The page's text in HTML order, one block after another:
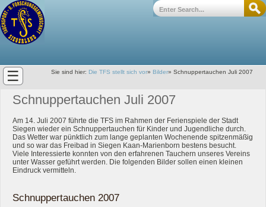
☰ Sie sind hier: Die TFS stellt sich vor» Bilder»Schnuppertauchen Juli 2007
Schnuppertauchen Juli 2007
Am 14. Juli 2007 führte die TFS im Rahmen der Ferienspiele der Stadt
Siegen wieder ein Schnuppertauchen für Kinder und Jugendliche durch.
Das Wetter war pünktlich zum lange geplanten Wochenende spitzenmäßig
und so war das Freibad in Siegen Kaan-Marienborn bestens besucht.
Viele Interessierte konnten von den erfahrenen Tauchern unseres Vereins
unter Wasser geführt werden. Die folgenden Bilder sollen einen kleinen
Eindruck vermitteln.
Schnuppertauchen 2007